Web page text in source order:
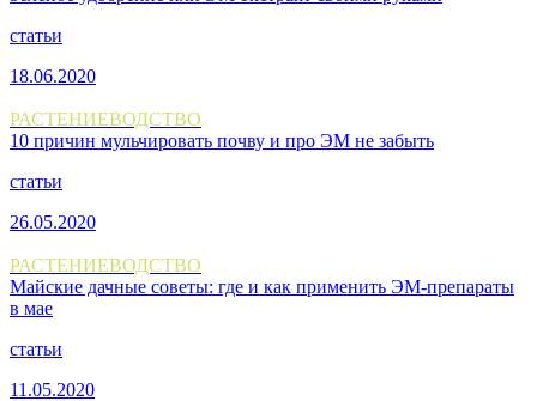
статьи
18.06.2020
РАСТЕНИЕВОДСТВО
10 причин мульчировать почву и про ЭМ не забыть
статьи
26.05.2020
РАСТЕНИЕВОДСТВО
Майские дачные советы: где и как применить ЭМ-препараты
в мае
статьи
11.05.2020